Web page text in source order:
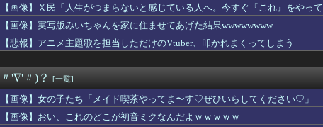
っと難しい顔の男たちが部屋で喋ってるだけだった」名作と呼ばれる映...
ンター ポータブル3rd』楽しかったよね
「日本の宅配伝票、印刷じゃなかった」
麦茶が69円投げ売り！1500万本の嘘と真実
やったら上手くなるの？
心さん、肌着が見えてしまう【画像あり】
無職転生』凄い事に気付いたｗｗｗｗ『無職転生』の「ロキシー」とか...
のメンバーが赤の顔見に家に来ました。その中の1人、男の先輩の。思...
ランド服ちょうだい！」私「お断りします」→母親に報告したら逆ギレ...
【画像】Ｘ民「人生がつまらないと感じている人へ。今すぐ『これ』をやっ
【画像】実写版みいちゃんを家に住ませてあげた結果wwwwwwww
【悲報】アニメ主題歌を担当しただけのVtuber、叩かれまくってしまう
'∇'〃)？ [一覧]
【画像】女の子たち「メイド喫茶やってま〜す♡ぜひいらしてください♡」
【画像】おい、これのどこが初音ミクなんだよｗｗｗｗｗ